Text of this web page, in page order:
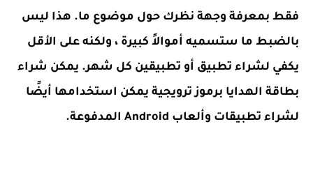
فقط بمعرفة وجهة نظرك حول موضوع ما. هذا ليس
بالضبط ما ستسميه أموالاً كبيرة ، ولكنه على الأقل
يكفي لشراء تطبيق أو تطبيقين كل شهر. يمكن شراء
بطاقة الهدايا برموز ترويجية يمكن استخدامها أيضًا
لشراء تطبيقات وألعاب Android المدفوعة.